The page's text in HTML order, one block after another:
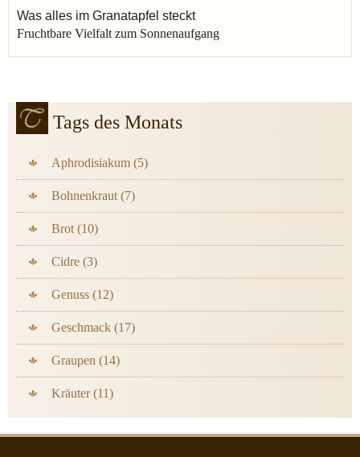
Was alles im Granatapfel steckt
Fruchtbare Vielfalt zum Sonnenaufgang
Tags des Monats
Aphrodisiakum (5)
Bohnenkraut (7)
Brot (10)
Cidre (3)
Genuss (12)
Geschmack (17)
Graupen (14)
Kräuter (11)